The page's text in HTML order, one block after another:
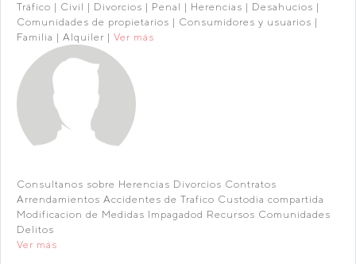
Tráfico | Civil | Divorcios | Penal | Herencias | Desahucios |
Comunidades de propietarios | Consumidores y usuarios |
Familia | Alquiler | Ver más
Consultanos sobre Herencias Divorcios Contratos
Arrendamientos Accidentes de Trafico Custodia compartida
Modificacion de Medidas Impagadod Recursos Comunidades
Delitos
Ver más